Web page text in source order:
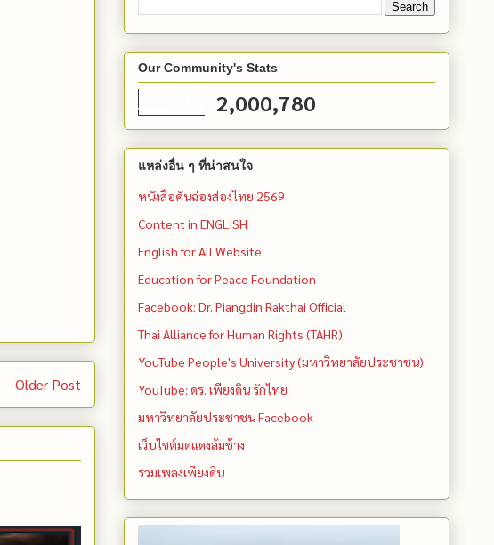
Older Post
Our Community's Stats
2,000,780
แหล่งอื่น ๆ ที่น่าสนใจ
หนังสือคันฉ่องส่องไทย 2569
Content in ENGLISH
English for All Website
Education for Peace Foundation
Facebook: Dr. Piangdin Rakthai Official
Thai Alliance for Human Rights (TAHR)
YouTube People's University (มหาวิทยาลัยประชาชน)
YouTube: ดร. เพียงดิน รักไทย
มหาวิทยาลัยประชาชน Facebook
เว็บไซต์มดแดงล้มช้าง
รวมเพลงเพียงดิน